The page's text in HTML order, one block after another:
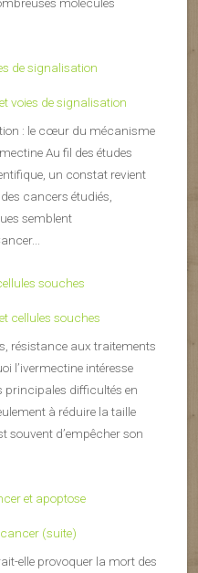
voies de signalisation
: le cœur du mécanisme
Au fil des études
un constat revient
cancers étudiés,
semblent
cellules souches
résistance aux traitements
l’ivermectine intéresse
principales difficultés en
à réduire la taille
souvent d’empêcher son
cancer (suite)
elle provoquer la mort des